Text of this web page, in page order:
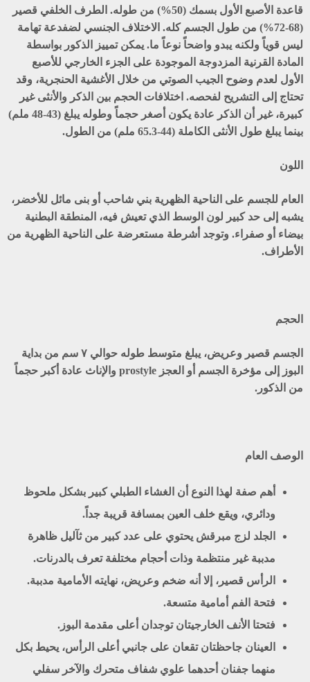
قاعدة الأصبع الأول بسمك (50%) من طوله. الطرف الخلفي قصير
(68-72%) من طول الجسم كله. الاختلاف الجنسي لضفدعة تهامة
ليس قوياً ولكنه يبدو واضحاً نوعاً ما. يمكن تمييز الذكور بواسطة
المادة القرنية المزدوجة الموجودة على الجزء الخارجي للأصبع
الأول لعدم وضوح الجيب الصوتي من خلال الأغشية الحنجرية، وقد
تحتاج إلى التشريح لفحصه. اختلافات الحجم بين الذكر والأنثى غير
كبيرة، غير أن الذكر عادة يكون أصغر حجماً وطوله يبلغ (43-48 ملم)
بينما يبلغ طول الأنثى الكاملة (44-65.3 ملم) من الطول.
اللون
العام للجسم على الناحية الظهرية بني شاحب أو بنى مائل للأخضر،
يشبه إلى حد كبير لون الوسط الذي تعيش فيه، المنطقة البطنية
بيضاء أو صفراء. وتوجد أشرطة مستعرضة على الناحية الظهرية من
الأطراف.
الحجم
الجسم قصير وعريض، يبلغ متوسط طوله حوالي ٧ سم من بداية
البوز إلى مؤخرة الجسم أو العجز prostyle والإناث عادة أكبر حجماً
من الذكور.
الوصف العام
أهم صفة لهذا النوع أن الغشاء الطبلي كبير بشكل ملحوظ
ودائري، ويقع خلف العين بمسافة قريبة جداً.
الجلد لزج مبرقش يحتوي على عدد كبير من ثآليل ظاهرة
مدببة غير منتظمة وذات أحجام مختلفة تعرف بالدرنات.
الرأس قصير، إلا أنه ضخم وعريض، نهايته الأمامية مدببة.
فتحة الفم أمامية متسعة.
فتحتا الأنف الخارجيتان توجدان أعلى مقدمة البوز.
العينان جاحظتان تقعان على جانبي أعلى الرأس، يحيط بكل
منهما جفنان أحدهما علوي شفاف متحرك والآخر سفلي